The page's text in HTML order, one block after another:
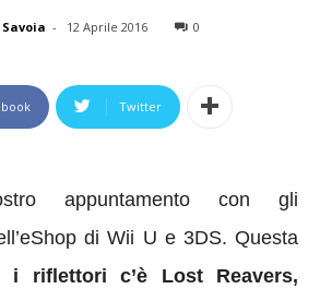
- 12 Aprile 2016 0
Twitter
appuntamento con gli
di Wii U e 3DS. Questa
i riflettori c’è Lost Reavers,